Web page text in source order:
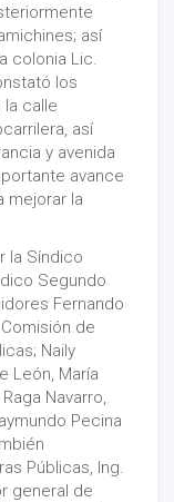
así
colonia Lic.
los
calle
así
y avenida
avance
mejorar la
la Síndico
Segundo
Fernando
de
Naily
León, María
Navarro,
Pecina
Públicas, Ing.
general de